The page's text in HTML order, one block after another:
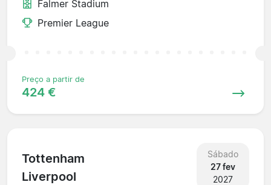
Falmer Stadium
Premier League
Preço a partir de
424 €
Tottenham
Liverpool
Sábado
27 fev
2027